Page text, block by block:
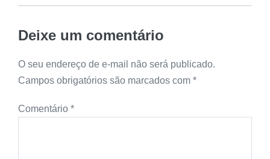
Deixe um comentário
O seu endereço de e-mail não será publicado.
Campos obrigatórios são marcados com *
Comentário *